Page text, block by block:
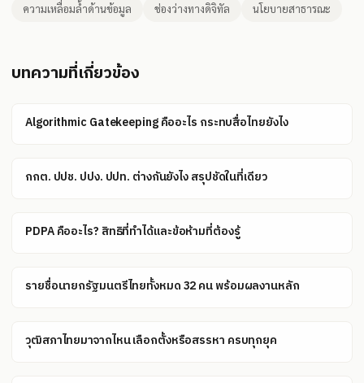
ความเหลื่อมล้ำด้านข้อมูล
ช่องว่างทางดิจิทัล นโยบายสาธารณะ
บทความที่เกี่ยวข้อง
Algorithmic Gatekeeping คืออะไร กระทบสื่อไทยยังไง
กกต. ปปช. ปปง. ปปท. ต่างกันยังไง สรุปชัดในที่เดียว
PDPA คืออะไร? สิทธิที่ทำได้และข้อห้ามที่ต้องรู้
รายชื่อนายกรัฐมนตรีไทยทั้งหมด 32 คน พร้อมผลงานหลัก
วุฒิสภาไทยมาจากไหน เลือกตั้งหรือสรรหา ครบทุกยุค